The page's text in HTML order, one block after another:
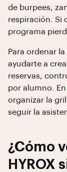
de burpees,
respiración. Si
programa
Para ordenar
ayudarte a
reservas,
por alumno. En
organizar la
seguir la
¿Cómo
HYROX